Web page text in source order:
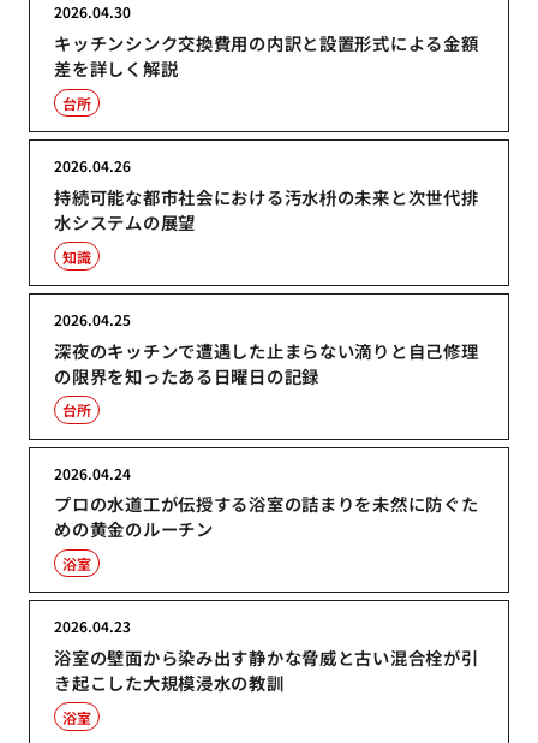
キッチンシンク交換費用の内訳と設置形式による金額
差を詳しく解説
2026.04.30
台所
持続可能な都市社会における汚水枡の未来と次世代排
水システムの展望
2026.04.26
知識
深夜のキッチンで遭遇した止まらない滴りと自己修理
の限界を知ったある日曜日の記録
2026.04.25
台所
プロの水道工が伝授する浴室の詰まりを未然に防ぐた
めの黄金のルーチン
2026.04.24
浴室
浴室の壁面から染み出す静かな脅威と古い混合栓が引
き起こした大規模浸水の教訓
2026.04.23
浴室